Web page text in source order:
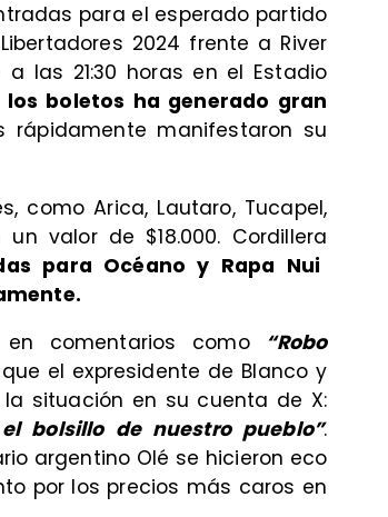
para el esperado partido
2024 frente a River
las 21:30 horas en el Estadio
boletos ha generado gran
rápidamente manifestaron su
como Arica, Lautaro, Tucapel,
valor de $18.000. Cordillera
para Océano y Rapa Nui
comentarios como “Robo
el expresidente de Blanco y
situación en su cuenta de X:
bolsillo de nuestro pueblo”.
argentino Olé se hicieron eco
por los precios más caros en